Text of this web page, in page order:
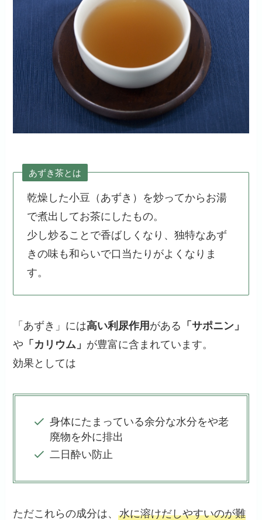
あずき茶とは
乾燥した小豆（あずき）を炒ってからお湯
で煮出してお茶にしたもの。
少し炒ることで香ばしくなり、独特なあず
きの味も和らいで口当たりがよくなりま
す。
「あずき」 には高い利尿作用 がある 「サポニン」
や 「カリウム」 が豊富に含まれてい ます。
効果としては
身体にたまっている余分な水分をや老
廃物を外に排出
二日酔い防止
ただこれらの成分は、水に溶けだしやすいのが難